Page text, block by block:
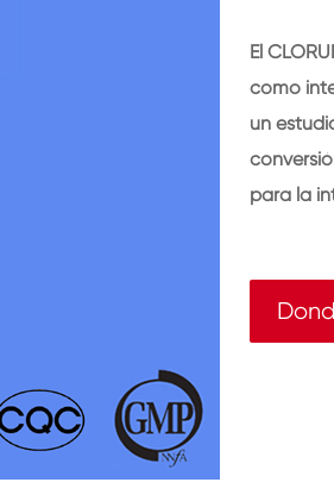
El
como
un
para la